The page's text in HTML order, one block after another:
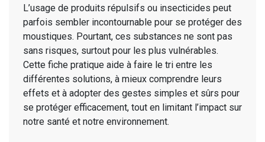
L’usage de produits répulsifs ou insecticides peut
parfois sembler incontournable pour se protéger des
moustiques. Pourtant, ces substances ne sont pas
sans risques, surtout pour les plus vulnérables.
Cette fiche pratique aide à faire le tri entre les
différentes solutions, à mieux comprendre leurs
effets et à adopter des gestes simples et sûrs pour
se protéger efficacement, tout en limitant l’impact sur
notre santé et notre environnement.